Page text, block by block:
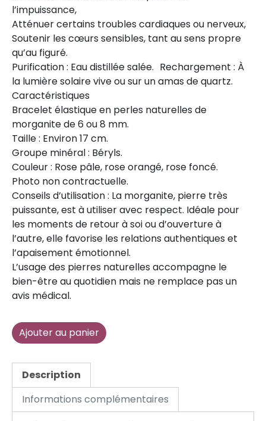
l’impuissance,
Atténuer certains troubles cardiaques ou nerveux,
Soutenir les cœurs sensibles, tant au sens propre
qu’au figuré.
Purification : Eau distillée salée. Rechargement : À
la lumière solaire vive ou sur un amas de quartz.
Caractéristiques
Bracelet élastique en perles naturelles de
morganite de 6 ou 8 mm.
Taille : Environ 17 cm.
Groupe minéral : Béryls.
Couleur : Rose pâle, rose orangé, rose foncé.
Photo non contractuelle.
Conseils d’utilisation : La morganite, pierre très
puissante, est à utiliser avec respect. Idéale pour
les moments de retour à soi ou d’ouverture à
l’autre, elle favorise les relations authentiques et
l’apaisement émotionnel.
L’usage des pierres naturelles accompagne le
bien-être au quotidien mais ne remplace pas un
avis médical.
Ajouter au panier
Description
Informations complémentaires